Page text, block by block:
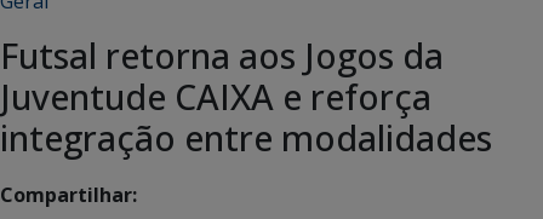
Futsal retorna aos Jogos da
Juventude CAIXA e reforça
integração entre modalidades
Compartilhar: